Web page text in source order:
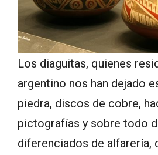
Los diaguitas, quienes
argentino nos han dejado
piedra, discos de cobre,
pictografías y sobre todo
diferenciados de alfarería,